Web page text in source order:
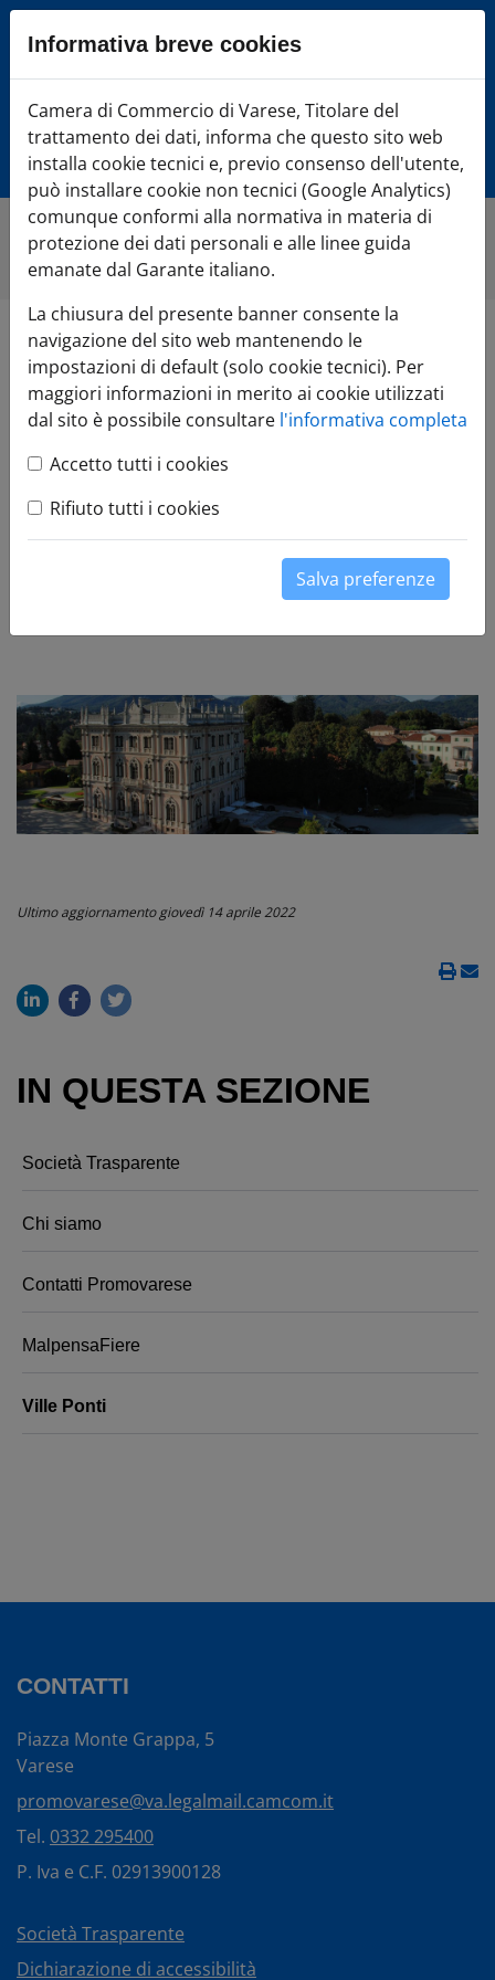
Sezione salto blocchi
Vai alla sezione dedicata alle informazioni correlate
Vai al footer
Camera di Commercio Varese
Promovarese »Ville Ponti
Ville Ponti
Centro Congressi Ville Ponti
piazza Litta, 2 - 21100 Varese
villeponti@va.camcom.it
www.villeponti.it
da lunedì a venerdì dalle 9.00 alle
Ultimo aggiornamentogiovedì 14 aprile 2022
IN QUESTA SEZIONE
Società Trasparente
Chi siamo
Contatti Promovarese
MalpensaFiere
Ville Ponti
CONTATTI
Piazza Monte Grappa, 5
Varese
promovarese@va.legalmail.camcom.it
Tel. 0332 295400
P. Iva e C.F. 02913900128
Società Trasparente
Dichiarazione di accessibilità
Informativa breve cookies
Camera di Commercio di Varese, Titolare del
trattamento dei dati, informa che questo sito web
installa cookie tecnici e, previo consenso dell'utente,
può installare cookie non tecnici (Google Analytics)
comunque conformi alla normativa in materia di
protezione dei dati personali e alle linee guida
emanate dal Garante italiano.
La chiusura del presente banner consente la
navigazione del sito web mantenendo le
impostazioni di default (solo cookie tecnici). Per
maggiori informazioni in merito ai cookie utilizzati
dal sito è possibile consultare l'informativa completa
Accetto tutti i cookies
Rifiuto tutti i cookies
Salva preferenze